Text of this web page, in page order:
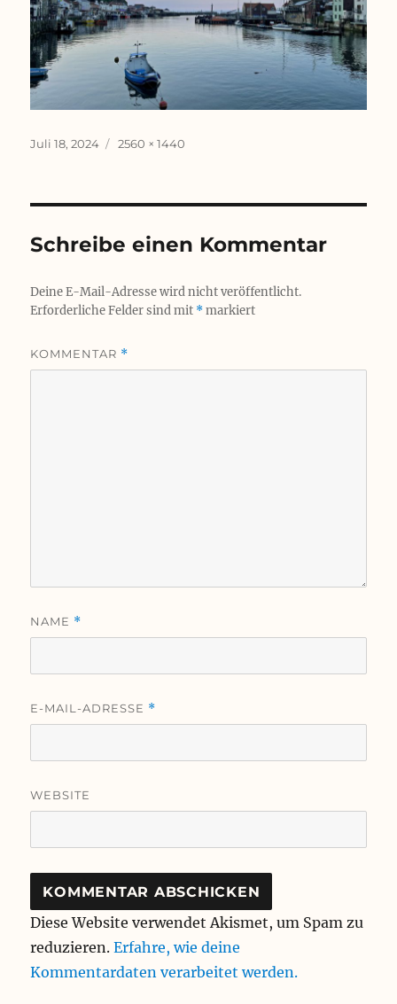
Veröffentlicht
Juli 18, 2024 Originalgröße
2560 × 1440
Schreibe einen Kommentar
Deine E-Mail-Adresse wird nicht veröffentlicht.
Erforderliche Felder sind mit *markiert
KOMMENTAR *
NAME *
E-MAIL-ADRESSE *
WEBSITE
Diese Website verwendet Akismet, um Spam zu
reduzieren.Erfahre, wie deine
Kommentardaten verarbeitet werden.